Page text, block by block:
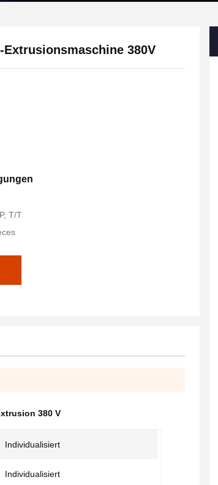
380V
T/T
380 V
Individualisiert
Individualisiert